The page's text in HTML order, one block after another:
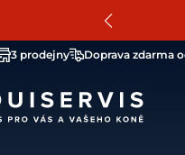
3 prodejny Doprava zdarma